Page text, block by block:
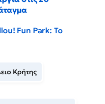
Fun Park: Το
Κρήτης